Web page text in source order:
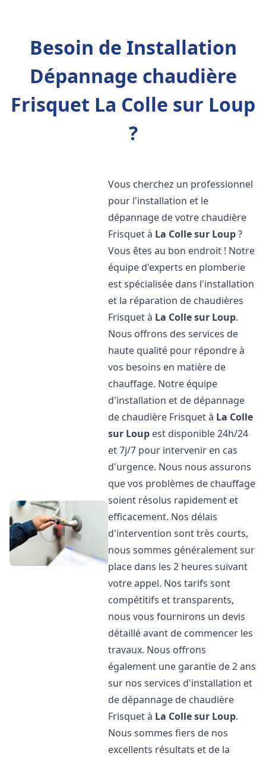
Besoin de Installation
Dépannage chaudière
Frisquet La Colle sur Loup
?
Vous cherchez un professionnel
pour l'installation et le
dépannage de votre chaudière
Frisquet à La Colle sur Loup?
Vous êtes au bon endroit ! Notre
équipe d'experts en plomberie
est spécialisée dans l'installation
et la réparation de chaudières
Frisquet à La Colle sur Loup.
Nous offrons des services de
haute qualité pour répondre à
vos besoins en matière de
chauffage. Notre équipe
d'installation et de dépannage
de chaudière Frisquet à La Colle
sur Loup est disponible 24h/24
et 7j/7 pour intervenir en cas
d'urgence. Nous nous assurons
que vos problèmes de chauffage
soient résolus rapidement et
efficacement. Nos délais
d'intervention sont très courts,
nous sommes généralement sur
place dans les 2 heures suivant
votre appel. Nos tarifs sont
compétitifs et transparents,
nous vous fournirons un devis
détaillé avant de commencer les
travaux. Nous offrons
également une garantie de 2 ans
sur nos services d'installation et
de dépannage de chaudière
Frisquet à La Colle sur Loup.
Nous sommes fiers de nos
excellents résultats et de la